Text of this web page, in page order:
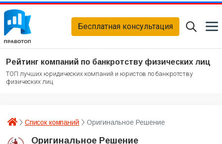
Бесплатная консультация
Рейтинг компаний по банкротству физических лиц
ТОП лучших юридических компаний и юристов по банкротству
физических лиц
Список компаний Оригинальное Решение
Оригинальное Решение